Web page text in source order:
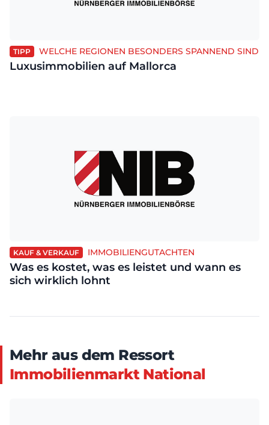
TIPP WELCHE REGIONEN BESONDERS SPANNEND SIND
Luxusimmobilien auf Mallorca
KAUF & VERKAUF IMMOBILIENGUTACHTEN
Was es kostet, was es leistet und wann es
sich wirklich lohnt
Mehr aus dem Ressort
Immobilienmarkt National